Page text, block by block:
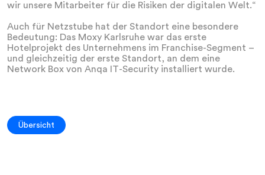
wir unsere Mitarbeiter für die Risiken der digitalen Welt.“
Auch für Netzstube hat der Standort eine besondere
Bedeutung: Das Moxy Karlsruhe war das erste
Hotelprojekt des Unternehmens im Franchise-Segment –
und gleichzeitig der erste Standort, an dem eine
Network Box von Anqa IT-Security installiert wurde.
Übersicht